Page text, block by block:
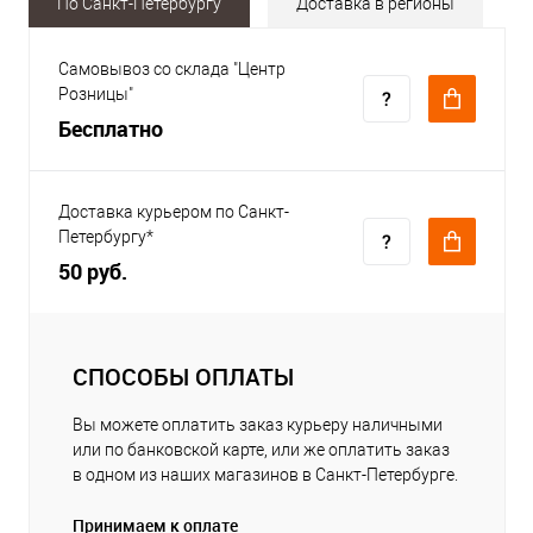
Самовывоз со склада "Центр
Розницы"
Бесплатно
Доставка курьером по Санкт-
Петербургу*
50 руб.
СПОСОБЫ ОПЛАТЫ
Вы можете оплатить заказ курьеру наличными
или по банковской карте, или же оплатить заказ
в одном из наших магазинов в Санкт-Петербурге.
Принимаем к оплате